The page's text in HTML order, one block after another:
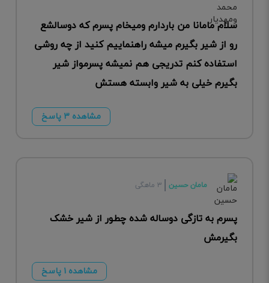
سلام مامانا من باردارم ومیخام پسرم که دوسالشع
رو از شیر بگیرم میشه راهنماییم کنید از چه روشی
استفاده کنم تدریجی هم نمیشه پسرمو‌از شیر
بگیرم خیلی به شیر وابسته هستش
مشاهده ۳ پاسخ
مامان حسین ۳ ماهگی
پسرم به تازگی دوساله شده چطور از شیر خشک
بگیرمش
مشاهده ۱ پاسخ